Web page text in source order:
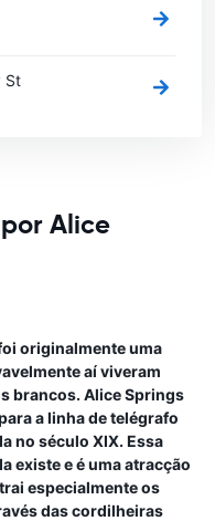
St
Alice
originalmente uma
aí viveram
brancos. Alice Springs
a linha de telégrafo
no século XIX. Essa
existe e é uma atracção
especialmente os
das cordilheiras